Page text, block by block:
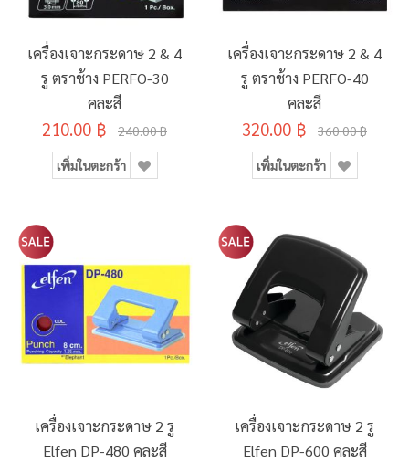
เครื่องเจาะกระดาษ 2 & 4
รู ตราช้าง PERFO-30
คละสี
210.00 ฿ 240.00 ฿
เพิ่มในตะกร้า
เครื่องเจาะกระดาษ 2 & 4
รู ตราช้าง PERFO-40
คละสี
320.00 ฿ 360.00 ฿
เพิ่มในตะกร้า
เครื่องเจาะกระดาษ 2 รู
Elfen DP-480 คละสี
เครื่องเจาะกระดาษ 2 รู
Elfen DP-600 คละสี